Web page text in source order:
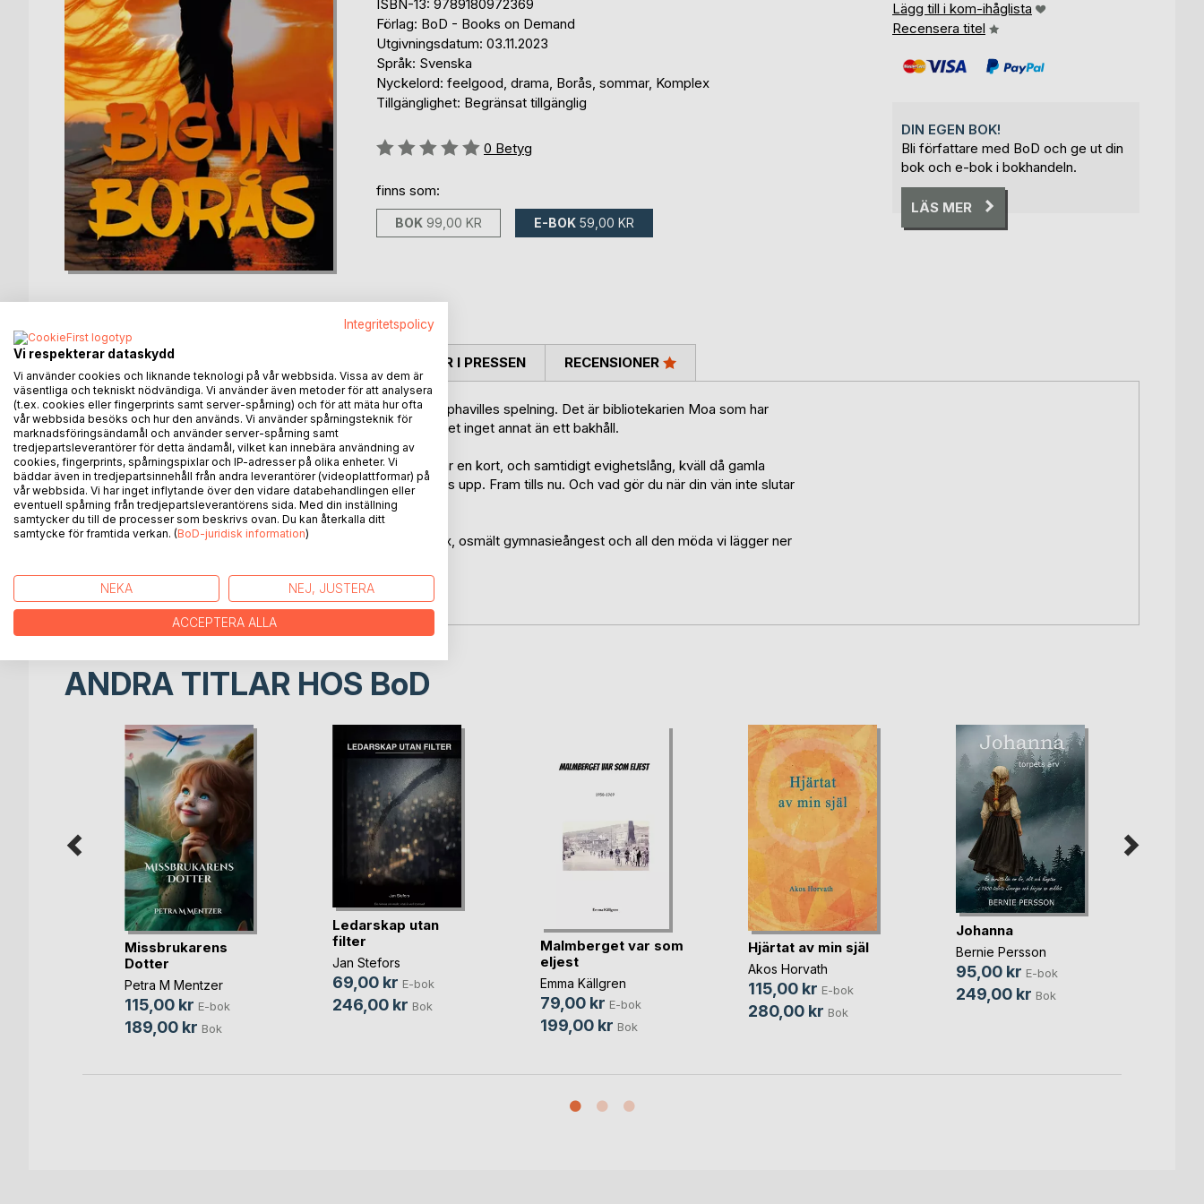
ISBN-13: 9789180972369
Förlag: BoD - Books on Demand
Utgivningsdatum: 03.11.2023
Språk: Svenska
Nyckelord: feelgood, drama, Borås, sommar, Komplex
Tillgänglighet: Begränsat tillgänglig
Betyg::
0 Betyg
finns som:
BOK 99,00 KR E-BOK 59,00 KR
Lägg till i kom-ihåglista
Recensera titel
DIN EGEN BOK!
Bli författare med BoD och ge ut din
bok och e-bok i bokhandeln.
LÄS MER
BESKRIVNING
I en park med utsikt över Borås träffas fyra vänner inför Alphavilles spelning. Det är bibliotekarien Moa som har
bjudit in till en mysig vinstund i gräset, men egentligen är det inget annat än ett bakhåll.
De kastas in stormen av sin ouppklarade historia. Nu väntar en kort, och samtidigt evighetslång, kväll då gamla
oförrätter måste lösas. Vissa saker har givetvis aldrig tagits upp. Fram tills nu. Och vad gör du när din vän inte slutar
prata i tid?
Big in Borås är en blixtrande kortroman om kroppskomplex, osmält gymnasieångest och all den möda vi lägger ner
Big in Borås finns även som ljudbok.
KOMMENTARER I PRESSEN RECENSIONER
ANDRA TITLAR HOS BoD
Missbrukarens
Dotter
Petra M Mentzer
115,00 kr E-bok
189,00 kr Bok
Ledarskap utan
filter
Jan Stefors
69,00 kr E-bok
246,00 kr Bok
Malmberget var som
eljest
Emma Källgren
79,00 kr E-bok
199,00 kr Bok
Hjärtat av min själ
Akos Horvath
115,00 kr E-bok
280,00 kr Bok
Johanna
Bernie Persson
95,00 kr E-bok
249,00 kr Bok
Integritetspolicy
Vi respekterar dataskydd
Vi använder cookies och liknande teknologi på vår webbsida. Vissa av dem är
väsentliga och tekniskt nödvändiga. Vi använder även metoder för att analysera
(t.ex. cookies eller fingerprints samt server-spårning) och för att mäta hur ofta
vår webbsida besöks och hur den används. Vi använder spårningsteknik för
marknadsföringsändamål och använder server-spårning samt
tredjepartsleverantörer för detta ändamål, vilket kan innebära användning av
cookies, fingerprints, spårningspixlar och IP-adresser på olika enheter. Vi
bäddar även in tredjepartsinnehåll från andra leverantörer (videoplattformar) på
vår webbsida. Vi har inget inflytande över den vidare databehandlingen eller
eventuell spårning från tredjepartsleverantörens sida. Med din inställning
samtycker du till de processer som beskrivs ovan. Du kan återkalla ditt
samtycke för framtida verkan. (BoD-juridisk information)
NEKA NEJ, JUSTERA
ACCEPTERA ALLA